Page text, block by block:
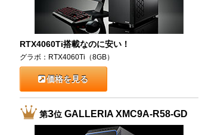
RTX4060Ti搭載なのに安い！
グラボ：RTX4060Ti（8GB）
価格を見る
第3位GALLERIA XMC9A-R58-GD